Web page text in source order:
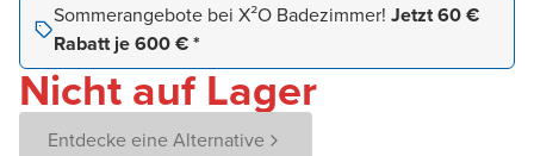
Sommerangebote bei X²O Badezimmer! Jetzt 60 €
Rabatt je 600 € *
Nicht auf Lager
Entdecke eine Alternative